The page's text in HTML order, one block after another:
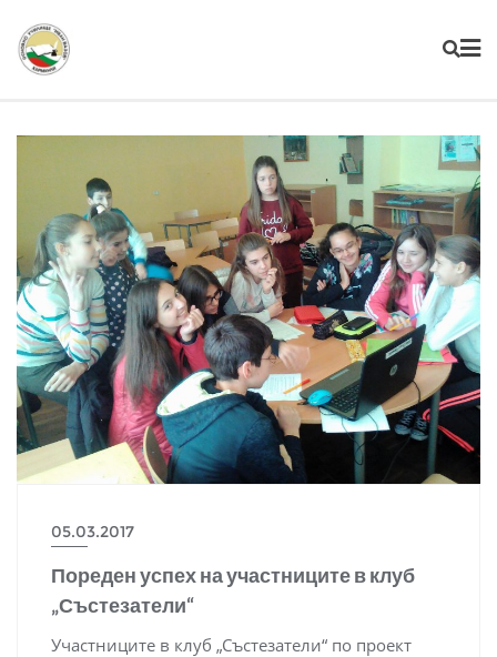
05.03.2017
Пореден успех на участниците в клуб
„Състезатели“
Участниците в клуб „Състезатели“ по проект